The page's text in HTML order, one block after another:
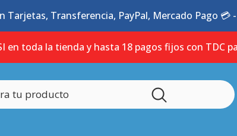
Tarjetas, Transferencia, PayPal, Mercado Pago 💳
en toda la tienda y hasta 18 pagos fijos con TDC